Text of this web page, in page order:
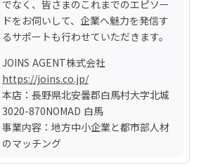
でなく、皆さまのこれまでのエピソー
ドをお伺いして、企業へ魅力を発信す
るサポートも行わせていただきます。
https://joins.co.jp/
本店：長野県北安曇郡白馬村大字北城
3020-870NOMAD 白馬
事業内容：地方中小企業と都市部人材
のマッチング